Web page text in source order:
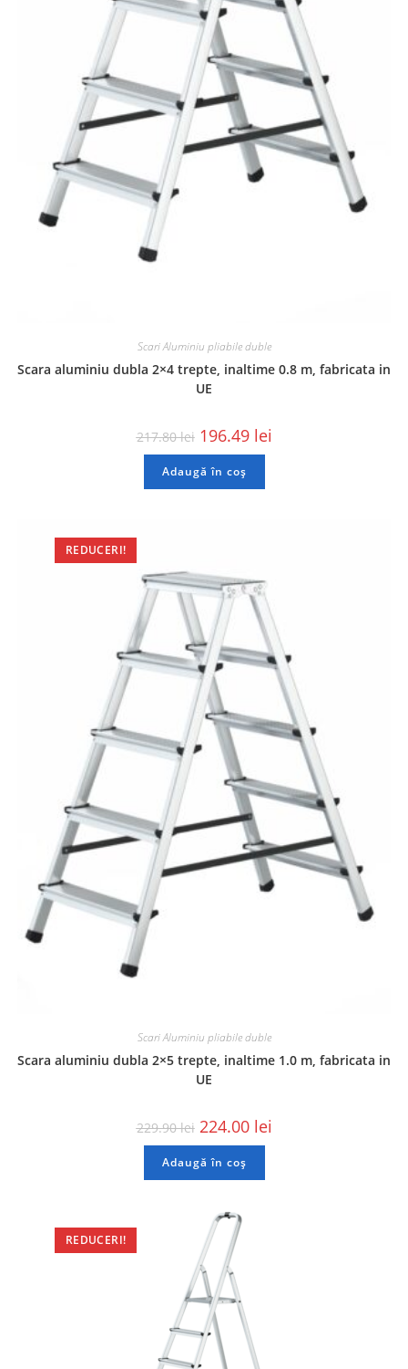
Scari Aluminiu pliabile duble
Scara aluminiu dubla 2×4 trepte, inaltime 0.8 m, fabricata in
UE
217.80lei 196.49 lei
Adaugă în coș
REDUCERI!
Scari Aluminiu pliabile duble
Scara aluminiu dubla 2×5 trepte, inaltime 1.0 m, fabricata in
UE
229.90lei 224.00 lei
Adaugă în coș
REDUCERI!